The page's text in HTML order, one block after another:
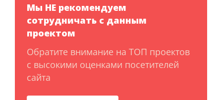
Мы НЕ рекомендуем
сотрудничать с данным
проектом
Обратите внимание на ТОП проектов
с высокими оценками посетителей
сайта